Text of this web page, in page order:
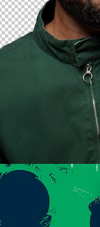
Freepik Company S.L.U.